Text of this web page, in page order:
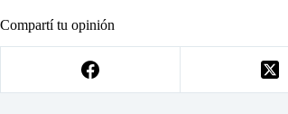
Compartí tu opinión